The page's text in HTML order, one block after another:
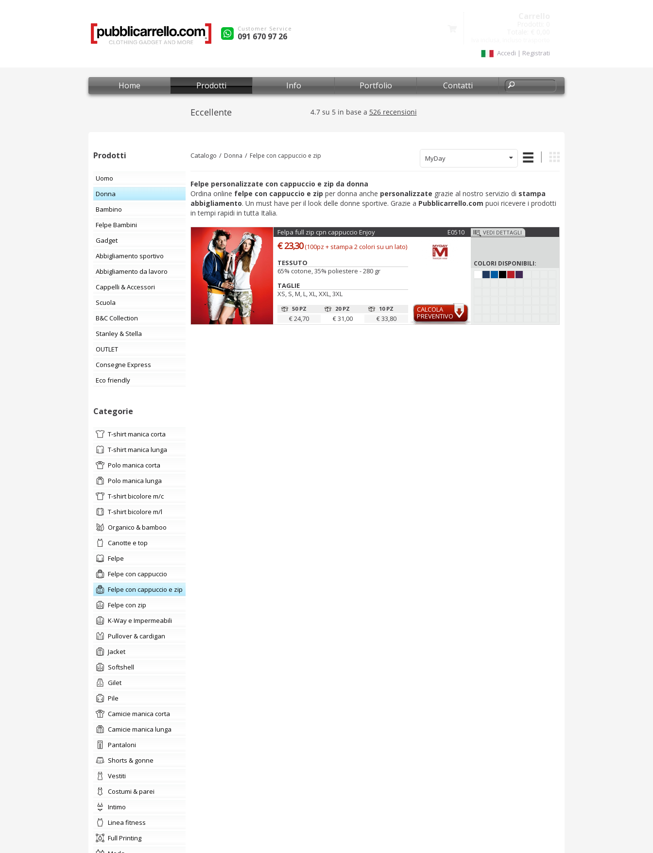
Customer Service
091 670 97 26
Accedi | Registrati
Home Prodotti Info Portfolio Contatti
Prodotti
Uomo
Donna
Bambino
Felpe Bambini
Gadget
Abbigliamento sportivo
Abbigliamento da lavoro
Cappelli & Accessori
Scuola
B&C Collection
Stanley & Stella
OUTLET
Consegne Express
Eco friendly
Categorie
t-shirt manica corta
t-shirt manica lunga
polo manica corta
polo manica lunga
t-shirt bicolore m/c
t-shirt bicolore m/l
organico & bamboo
canotte e top
felpe
Felpe con cappuccio
Felpe con cappuccio e zip
Felpe con zip
K-Way e Impermeabili
pullover & cardigan
jacket
softshell
Gilet
pile
camicie manica corta
camicie manica lunga
pantaloni
shorts & gonne
vestiti
costumi & parei
intimo
linea fitness
Full Printing
Catalogo Donna Felpe con cappuccio e zip MyDay
Felpe personalizzate con cappuccio e zip da donna
Ordina online felpe con cappuccio e zip per donna anche personalizzate grazie al nostro servizio di stampa
abbigliamento. Un must have per il look delle donne sportive. Grazie a Pubblicarrello.com puoi ricevere i prodotti
in tempi rapidi in tutta Italia.
Felpa full zip cpn cappuccio Enjoy E0510
€ 23,30(100pz + stampa 2 colori su un lato)
TESSUTO
65% cotone, 35% poliestere - 280 gr
TAGLIE
XS, S, M, L, XL, XXL, 3XL
50 PZ
€ 24,70
20 PZ
€ 31,00
10 PZ
€ 33,80
CALCOLA
PREVENTIVO
VEDI DETTAGLI
COLORI DISPONIBILI: